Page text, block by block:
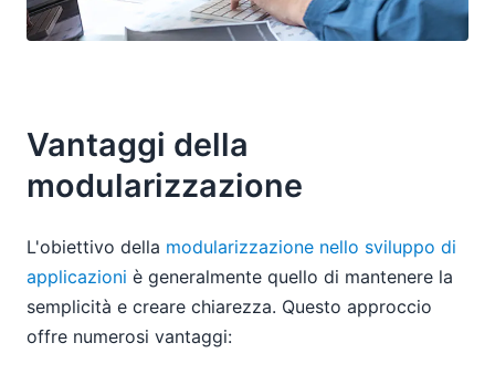
Vantaggi della
modularizzazione
L'obiettivo della modularizzazione nello sviluppo di
applicazioni è generalmente quello di mantenere la
semplicità e creare chiarezza. Questo approccio
offre numerosi vantaggi: